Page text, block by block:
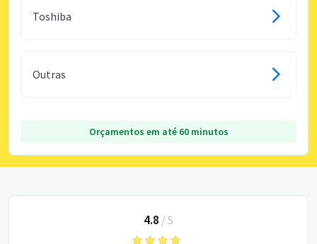
Toshiba
Outras
Orçamentos em até 60 minutos
4.8 / 5